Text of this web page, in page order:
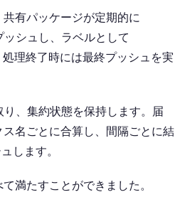
有パッケージが定期的に
シュし、ラベルとして
理終了時には最終プッシュを実
、集約状態を保持します。届
名ごとに合算し、間隔ごとに結
します。
満たすことができました。